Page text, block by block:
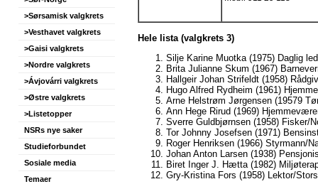
>Sørsamisk valgkrets
>Vesthavet valgkrets
>Gaisi valgkrets
>Nordre valgkrets
>Ávjovárri valgkrets
>Østre valgkrets
>Listetopper
NSRs nye saker
Studieforbundet
Sosiale media
Temaer
Hele lista (valgkrets 3)
Silje Karine Muotka (1975) Daglig
Brita Julianne Skum (1967)
Hallgeir Johan Strifeldt (1958)
Hugo Alfred Rydheim (1961)
Arne Helstrøm Jørgensen (19579
Ann Hege Rirud (1969)
Sverre Guldbjørnsen (1958) Fisker/
Tor Johnny Josefsen (1971)
Roger Henriksen (1966) Styrmann/
Johan Anton Larsen (1938)
Biret Inger J. Hætta (1982)
Gry-Kristina Fors (1958) Lektor/